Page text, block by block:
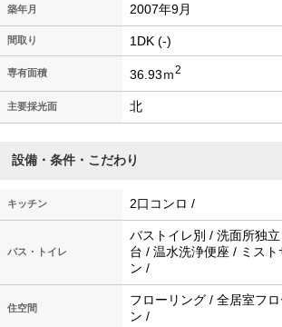
築年月 2007年9月
間取り 1DK (-)
専有面積 36.93ｍ2
主要採光面 北
設備・条件・こだわり
キッチン 2口コンロ /
バス・トイレ
バストイレ別 / 洗面所独
台 / 温水洗浄便座 / ミス
ン /
住空間
フローリング / 全居室フ
ン /